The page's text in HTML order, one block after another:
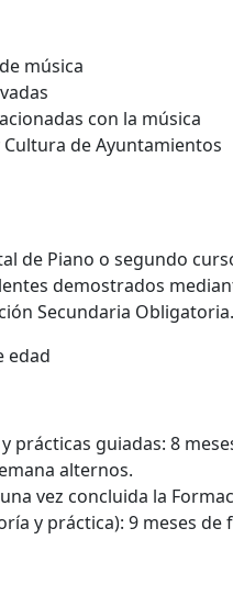
música
con la música
Cultura de Ayuntamientos
de Piano o segundo
demostrados
Secundaria Obligatoria.
edad
prácticas guiadas: 8
alternos.
vez concluida la
y práctica): 9 meses